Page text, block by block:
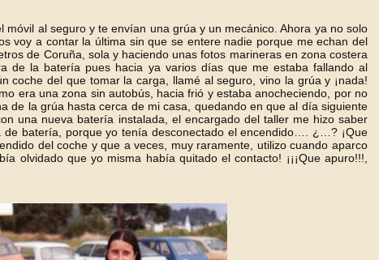
al seguro y te envían una grúa y un mecánico. Ahora ya no solo
voy a contar la última sin que se entere nadie porque me echan del
de Coruña, sola y haciendo unas fotos marineras en zona costera
de la batería pues hacia ya varios días que me estaba fallando al
del que tomar la carga, llamé al seguro, vino la grúa y ¡nada!
era una zona sin autobús, hacia frió y estaba anocheciendo, por no
de la grúa hasta cerca de mi casa, quedando en que al día siguiente
una nueva batería instalada, el encargado del taller me hizo saber
batería, porque yo tenía desconectado el encendido…. ¿…? ¡Que
del coche y que a veces, muy raramente, utilizo cuando aparco
olvidado que yo misma había quitado el contacto! ¡¡¡Que apuro!!!,